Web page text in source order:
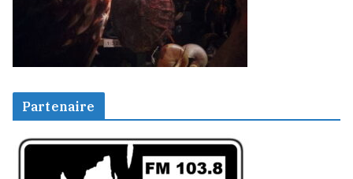
Partenaire